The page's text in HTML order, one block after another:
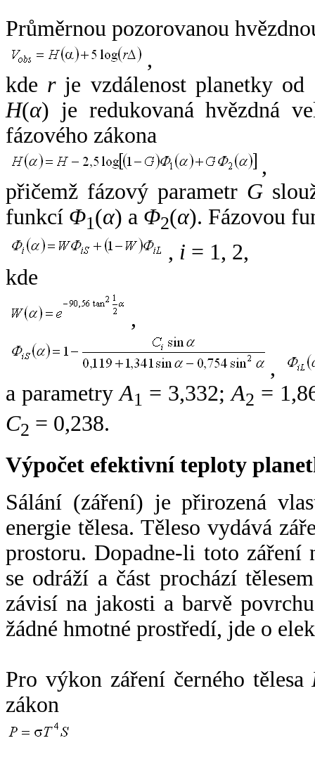
Průměrnou pozorovanou
,
kde rje vzdálenost planetky od
H(α) je redukovaná hvězdná
fázového zákona
,
přičemž fázový parametr G
funkcí Φ1(α) a Φ2(α). Fázovou
, i = 1, 2,
kde
,
,
a parametryA1 = 3,332;A2 =
C2 = 0,238.
Výpočet efektivní teploty
Sálání (záření) je přirozená
energie tělesa. Těleso vydává
prostoru. Dopadne-li toto záření
se odráží a část prochází
závisí na jakosti a barvě
žádné hmotné prostředí, jde o
Pro výkon záření černého tělesa
zákon